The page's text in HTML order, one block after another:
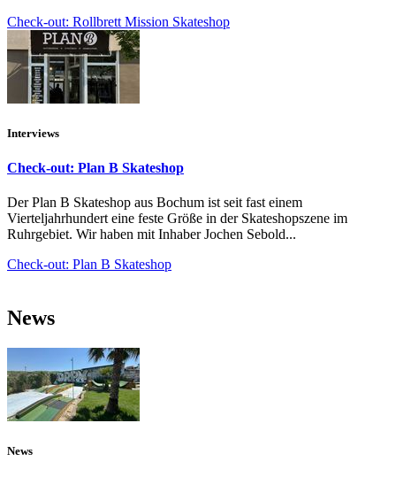
Check-out: Rollbrett Mission Skateshop
Interviews
Check-out: Plan B Skateshop
Der Plan B Skateshop aus Bochum ist seit fast einem
Vierteljahrhundert eine feste Größe in der Skateshopszene im
Ruhrgebiet. Wir haben mit Inhaber Jochen Sebold...
Check-out: Plan B Skateshop
News
News